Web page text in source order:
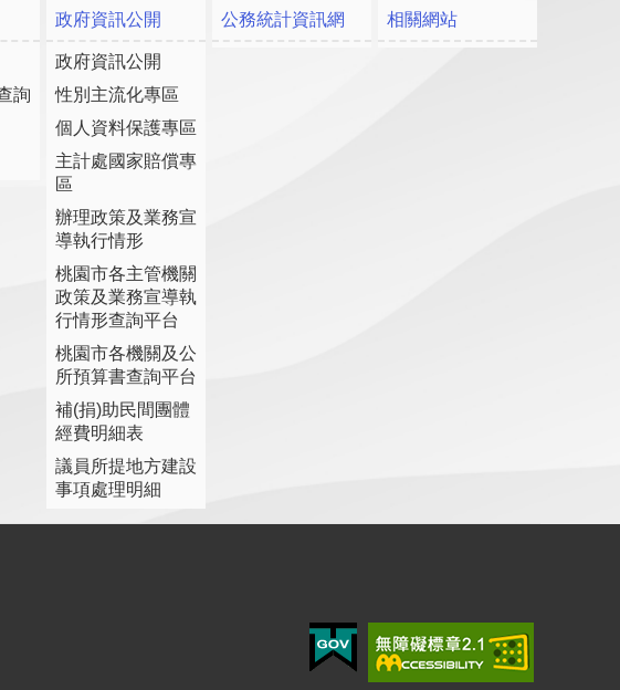
詢
政府資訊公開
政府資訊公開
性別主流化專區
個人資料保護專區
主計處國家賠償專
區
辦理政策及業務宣
導執行情形
桃園市各主管機關
政策及業務宣導執
行情形查詢平台
桃園市各機關及公
所預算書查詢平台
補(捐)助民間團體
經費明細表
議員所提地方建設
事項處理明細
公務統計資訊網 相關網站